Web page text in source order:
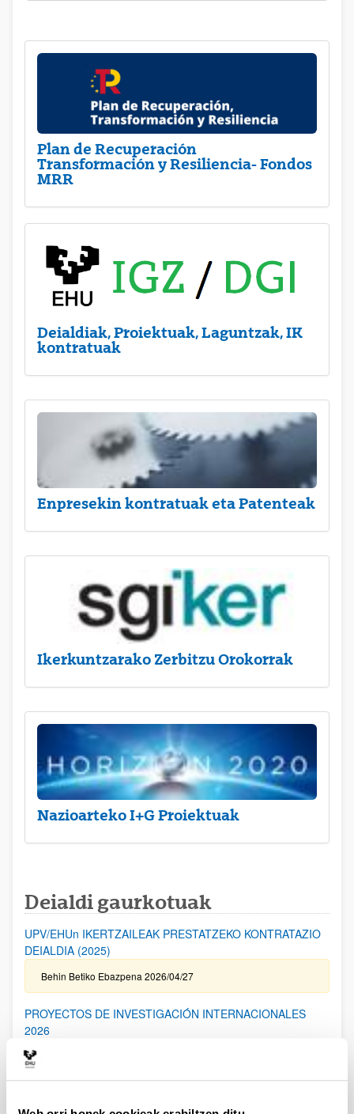
Plan de Recuperación
Transformación y Resiliencia- Fondos
MRR
Deialdiak, Proiektuak, Laguntzak, IK
kontratuak
Enpresekin kontratuak eta Patenteak
Ikerkuntzarako Zerbitzu Orokorrak
Nazioarteko I+G Proiektuak
Deialdi gaurkotuak
UPV/EHUn IKERTZAILEAK PRESTATZEKO KONTRATAZIO
DEIALDIA (2025)
Behin Betiko Ebazpena 2026/04/27
PROYECTOS DE INVESTIGACIÓN INTERNACIONALES
2026